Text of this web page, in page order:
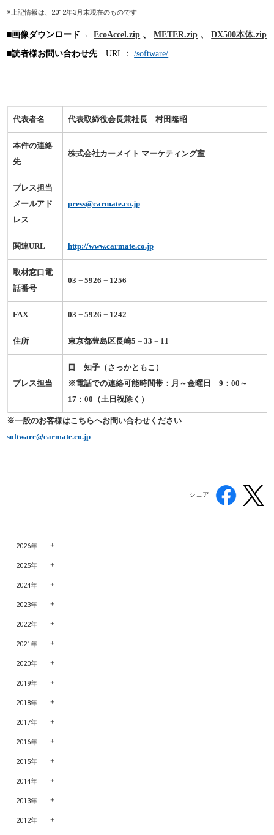
※上記情報は、2012年3月末現在のものです
■画像ダウンロード→EcoAccel.zip 、METER.zip 、 DX500本体.zip
■読者様お問い合わせ先URL：/software/
代表者名 代表取締役会長兼社長 村田隆昭
本件の連絡
先
株式会社カーメイト マーケティング室
プレス担当
メールアド
レス
press@carmate.co.jp
関連URL http://www.carmate.co.jp
取材窓口電
話番号
03－5926－1256
FAX 03－5926－1242
住所 東京都豊島区長崎5－33－11
プレス担当
目 知子（さっかともこ）
※電話での連絡可能時間帯：月～金曜日 9：00～
17：00（土日祝除く）
※一般のお客様はこちらへお問い合わせください
software@carmate.co.jp
シェア
2026年
2025年
2024年
2023年
2022年
2021年
2020年
2019年
2018年
2017年
2016年
2015年
2014年
2013年
2012年